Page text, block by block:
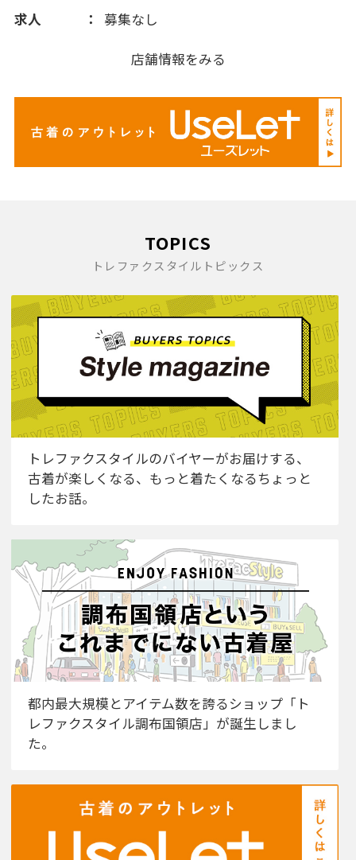
求人
募集なし
店舗情報をみる
TOPICS
トレファクスタイルトピックス
トレファクスタイルのバイヤーがお届けする、
古着が楽しくなる、もっと着たくなるちょっと
したお話。
都内最大規模とアイテム数を誇るショップ「ト
レファクスタイル調布国領店」が誕生しまし
た。